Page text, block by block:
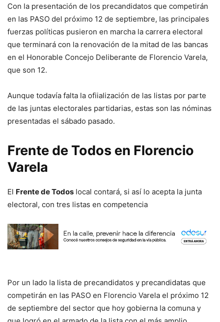
Con la presentación de los precandidatos que competirán
en las PASO del próximo 12 de septiembre, las principales
fuerzas políticas pusieron en marcha la carrera electoral
que terminará con la renovación de la mitad de las bancas
en el Honorable Concejo Deliberante de Florencio Varela,
que son 12.
Aunque todavía falta la ofiialización de las listas por parte
de las juntas electorales partidarias, estas son las nóminas
presentadas el sábado pasado.
Frente de Todos en Florencio
Varela
El Frente de Todos local contará, si así lo acepta la junta
electoral, con tres listas en competencia
Por un lado la lista de precandidatos y precandidatas que
competirán en las PASO en Florencio Varela el próximo 12
de septiembre del sector que hoy gobierna la comuna y